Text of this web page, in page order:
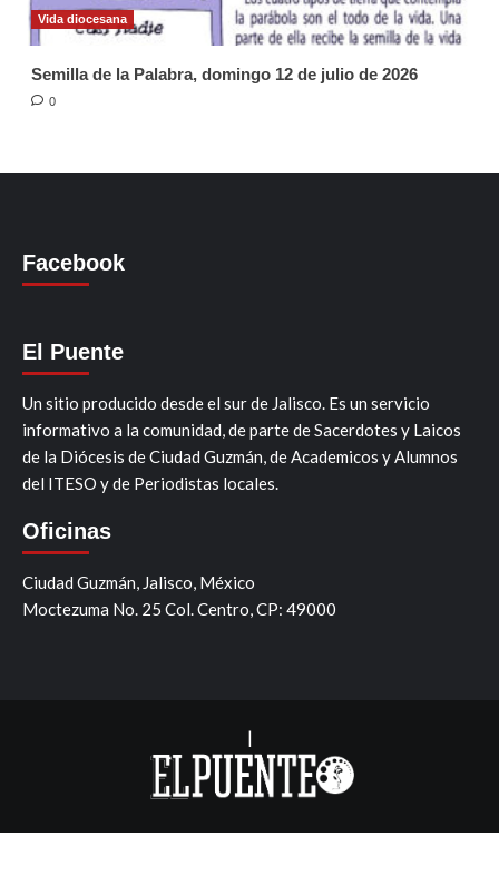
Vida diocesana
Semilla de la Palabra, domingo 12 de julio de 2026
0
Facebook
El Puente
Un sitio producido desde el sur de Jalisco. Es un servicio
informativo a la comunidad, de parte de Sacerdotes y Laicos
de la Diócesis de Ciudad Guzmán, de Academicos y Alumnos
del ITESO y de Periodistas locales.
Oficinas
Ciudad Guzmán, Jalisco, México
Moctezuma No. 25 Col. Centro, CP: 49000
|